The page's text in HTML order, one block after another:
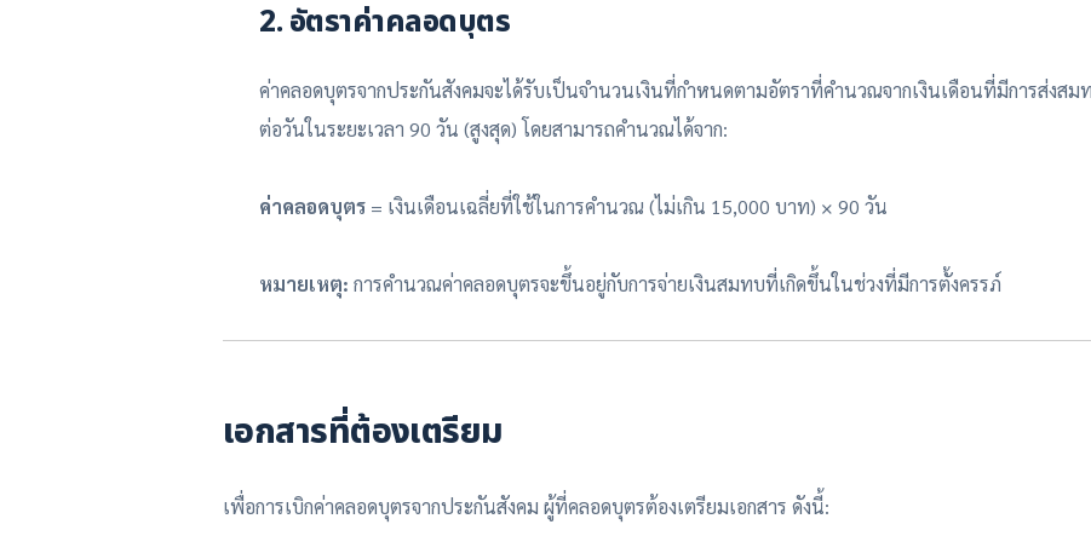
2. อัตราค่าคลอดบุตร
ค่าคลอดบุตรจากประกันสังคมจะได้รับเป็นจำนวนเงินที่กำหนดตามอัตราที่คำนวณจากเงินเดือนที่มีการส่งสม
ต่อวันในระยะเวลา 90 วัน (สูงสุด) โดยสามารถคำนวณได้จาก:
ค่าคลอดบุตร = เงินเดือนเฉลี่ยที่ใช้ในการคำนวณ (ไม่เกิน 15,000 บาท) × 90 วัน
หมายเหตุ: การคำนวณค่าคลอดบุตรจะขึ้นอยู่กับการจ่ายเงินสมทบที่เกิดขึ้นในช่วงที่มีการตั้งครรภ์
เอกสารที่ต้องเตรียม
เพื่อการเบิกค่าคลอดบุตรจากประกันสังคม ผู้ที่คลอดบุตรต้องเตรียมเอกสาร ดังนี้: